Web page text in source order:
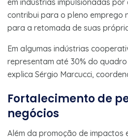
contribui para o pleno emprego
para a retomada de suas
Em algumas indústrias
representam até 30% do
explica Sérgio Marcucci,
Fortalecimento de
negócios
Além da promoção de impactos